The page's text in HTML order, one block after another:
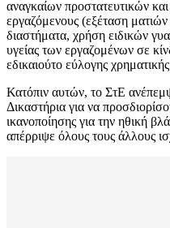
αναγκαίων προστατευτικών
εργαζόμενους (εξέταση
διαστήματα, χρήση ειδικών
υγείας των εργαζομένων σε
εδικαιούτο εύλογης
Κατόπιν αυτών, το ΣτΕ
Δικαστήρια για να
ικανοποίησης για την ηθική
απέρριψε όλους τους άλλους